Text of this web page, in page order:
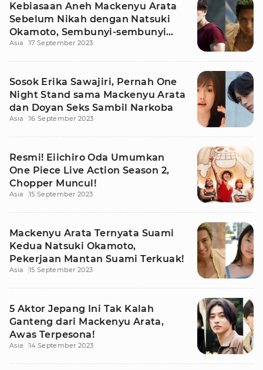
Kebiasaan Aneh Mackenyu Arata
Sebelum Nikah dengan Natsuki
Okamoto, Sembunyi-sembunyi
Lakukan Ini!
Asia 17 September 2023
Sosok Erika Sawajiri, Pernah One
Night Stand sama Mackenyu Arata
dan Doyan Seks Sambil Narkoba
Asia 16 September 2023
Resmi! Eiichiro Oda Umumkan
One Piece Live Action Season 2,
Chopper Muncul!
Asia 15 September 2023
Mackenyu Arata Ternyata Suami
Kedua Natsuki Okamoto,
Pekerjaan Mantan Suami Terkuak!
Asia 15 September 2023
5 Aktor Jepang Ini Tak Kalah
Ganteng dari Mackenyu Arata,
Awas Terpesona!
Asia 14 September 2023